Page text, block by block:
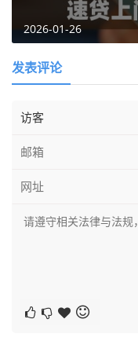
2026-01-26
发表评论